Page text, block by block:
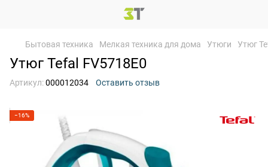
Бытовая техника Мелкая техника для дома Утюги Утюг
Утюг Tefal FV5718E0
Артикул:000012034 Оставить отзыв
−16%